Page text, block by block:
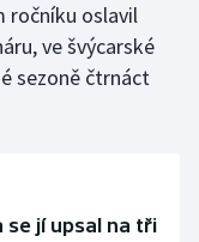
ročníku oslavil
ve švýcarské
sezoně čtrnáct
jí upsal na tři